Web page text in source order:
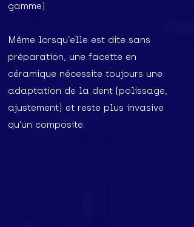
gamme)
Même lorsqu’elle est dite sans
préparation, une facette en
céramique nécessite toujours une
adaptation de la dent (polissage,
ajustement) et reste plus invasive
qu’un composite.